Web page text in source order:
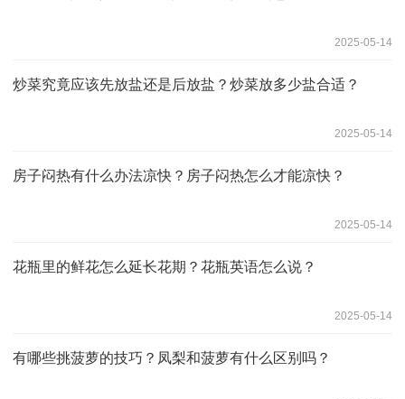
2025-05-14
炒菜究竟应该先放盐还是后放盐？炒菜放多少盐合适？
2025-05-14
房子闷热有什么办法凉快？房子闷热怎么才能凉快？
2025-05-14
花瓶里的鲜花怎么延长花期？花瓶英语怎么说？
2025-05-14
有哪些挑菠萝的技巧？凤梨和菠萝有什么区别吗？